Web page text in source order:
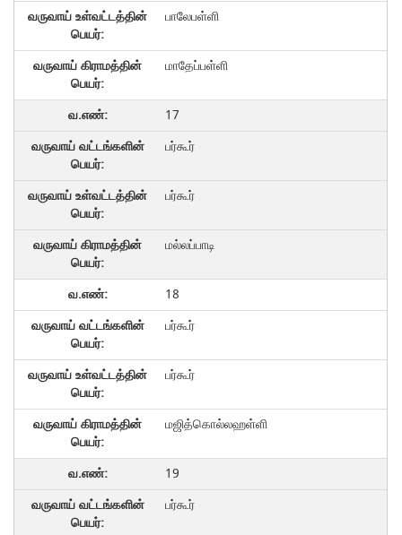
பாலேபள்ளி
மாதேப்பள்ளி
17
பர்கூர்
பர்கூர்
மல்லப்பாடி
18
பர்கூர்
பர்கூர்
மஜித்கொல்லஹள்ளி
19
பர்கூர்